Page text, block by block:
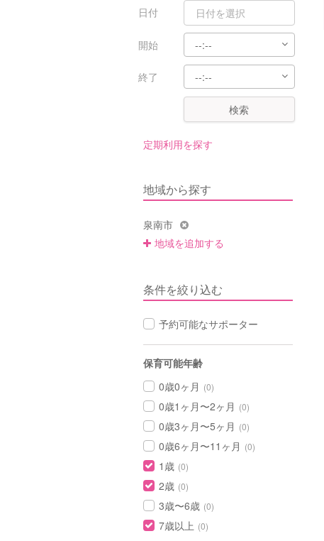
日付
開始
終了
検索
定期利用を探す
地域から探す
泉南市
地域を追加する
条件を絞り込む
予約可能なサポーター
保育可能年齢
0歳0ヶ月 (0)
0歳1ヶ月〜2ヶ月 (0)
0歳3ヶ月〜5ヶ月 (0)
0歳6ヶ月〜11ヶ月 (0)
1歳 (0)
2歳 (0)
3歳〜6歳 (0)
7歳以上 (0)